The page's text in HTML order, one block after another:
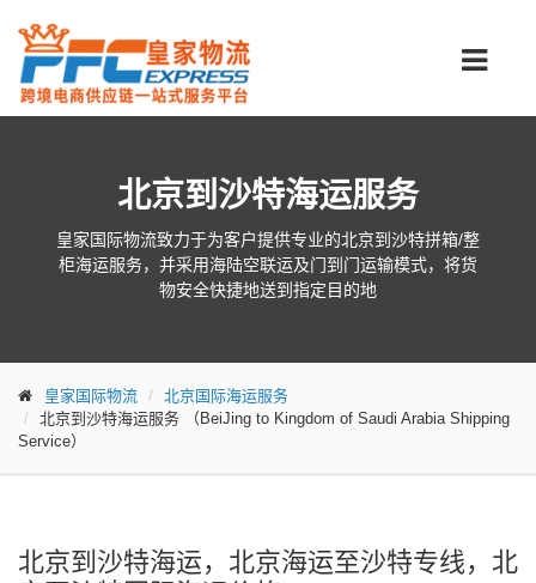
北京到沙特海运服务
皇家国际物流致力于为客户提供专业的北京到沙特拼箱/整
柜海运服务，并采用海陆空联运及门到门运输模式，将货
物安全快捷地送到指定目的地
皇家国际物流
北京国际海运服务
北京到沙特海运服务 （BeiJing to Kingdom of Saudi Arabia Shipping
Service）
北京到沙特海运，北京海运至沙特专线，北